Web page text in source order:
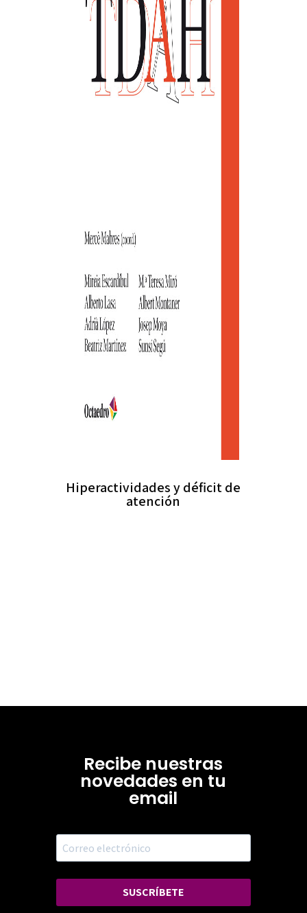
Hiperactividades y déficit de
atención
Recibe nuestras
novedades en tu
email
SUSCRÍBETE